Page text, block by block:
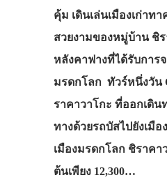
คุ้ม เดินเล่นเมืองเก่าท
สวยงามของหมู่บ้าน ชิ
หลังคาฟางที่ได้รับการ
มรดกโลก ทัวร์หนึ่งวัน
ราคาวาโกะ ที่ออกเดิน
ทางด้วยรถบัสไปยังเมือ
เมืองมรดกโลก ชิราคา
ต้นเพียง 12,300…